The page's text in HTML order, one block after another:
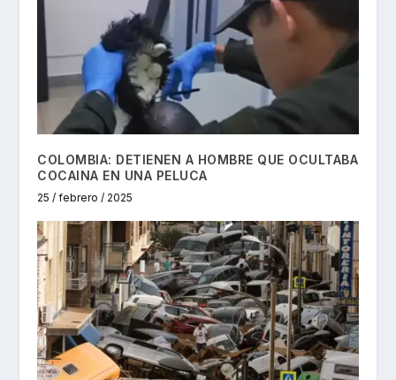
COLOMBIA: DETIENEN A HOMBRE QUE OCULTABA
COCAINA EN UNA PELUCA
25 / febrero / 2025